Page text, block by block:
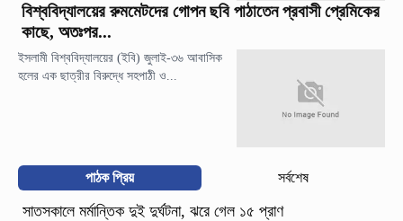
বিশ্ববিদ্যালয়ের রুমমেটদের গোপন ছবি পাঠাতেন প্রবাসী প্রেমিকের
কাছে, অতঃপর...
ইসলামী বিশ্ববিদ্যালয়ের (ইবি) জুলাই-৩৬ আবাসিক
হলের এক ছাত্রীর বিরুদ্ধে সহপাঠী ও...
পাঠক প্রিয় সর্বশেষ
সাতসকালে মর্মান্তিক দুই দুর্ঘটনা, ঝরে গেল ১৫ প্রাণ